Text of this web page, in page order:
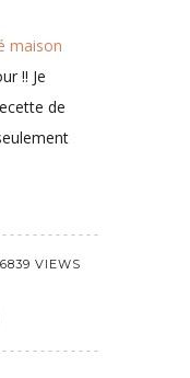
maison
!! Je
de
6839 VIEWS